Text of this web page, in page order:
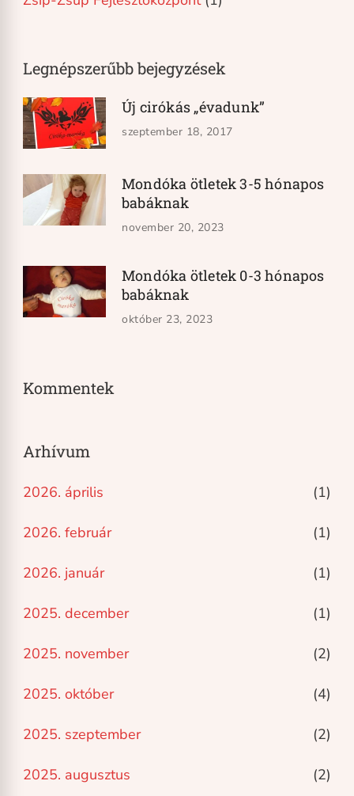
Legnépszerűbb bejegyzések
Új cirókás „évadunk”
szeptember 18, 2017
Mondóka ötletek 3-5 hónapos
babáknak
november 20, 2023
Mondóka ötletek 0-3 hónapos
babáknak
október 23, 2023
Kommentek
Arhívum
2026. április (1)
2026. február (1)
2026. január (1)
2025. december (1)
2025. november (2)
2025. október (4)
2025. szeptember (2)
2025. augusztus (2)